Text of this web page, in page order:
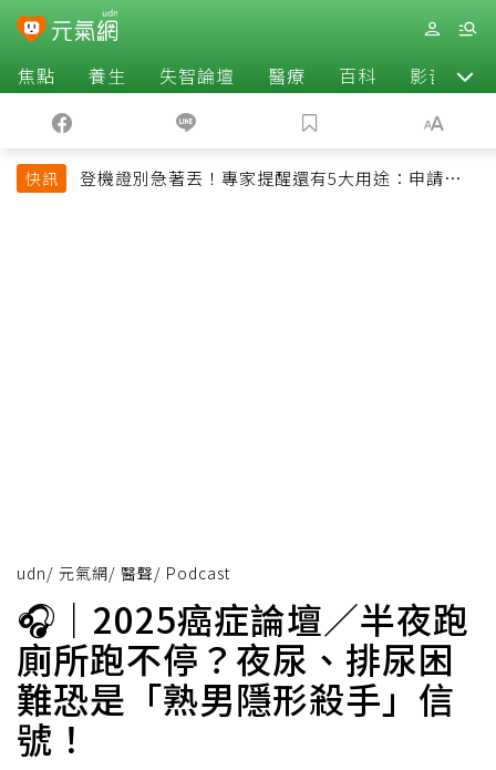
焦點 養生 失智論壇 醫療 百科 影音
快訊
登機證別急著丟！專家提醒還有5大用途：申請理
udn/ 元氣網/ 醫聲/ Podcast
🎧｜2025癌症論壇／半夜跑
廁所跑不停？夜尿、排尿困
難恐是「熟男隱形殺手」信
號！